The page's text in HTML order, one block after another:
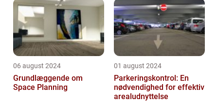
06 august 2024
Grundlæggende om
Space Planning
01 august 2024
Parkeringskontrol: En
nødvendighed for effektiv
arealudnyttelse